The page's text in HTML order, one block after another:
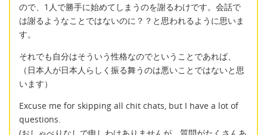
ので、1人で勝手に始めてしまうのを謝るわけです。会話で
は謝るようなことではないのに？？と思われるように思いま
す。
それでも自分はそういう性格なのでということであれば、
（日本人が日本人らしく振る舞うのは悪いことではないと思
います）
Excuse me for skipping all chit chats, but I have a lot of
questions.